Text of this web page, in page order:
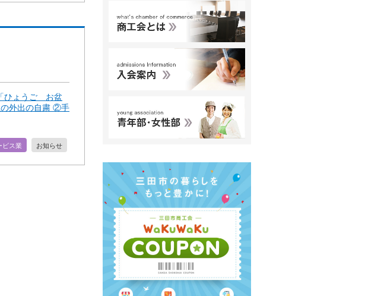
ひょうご お盆
の外出の自粛 ②手
ビス業 お知らせ